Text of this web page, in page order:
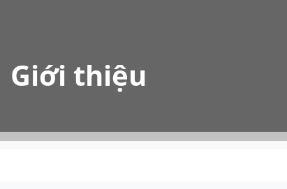
Giới thiệu